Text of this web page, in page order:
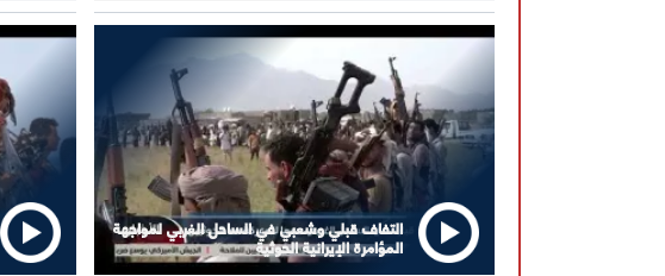
التفاف قبلي وشعبي في الساحل الغربي لمواجهة
المؤامرة الإيرانية الحوثية